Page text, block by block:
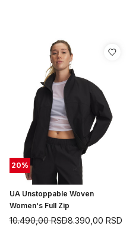
20%
UA Unstoppable Woven
Women's Full Zip
8.390,00 RSD
10.490,00RSD